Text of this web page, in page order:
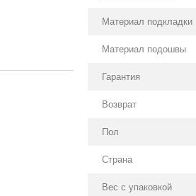
Материал подкладки
Материал подошвы
Гарантия
Возврат
Пол
Страна
Вес с упаковкой